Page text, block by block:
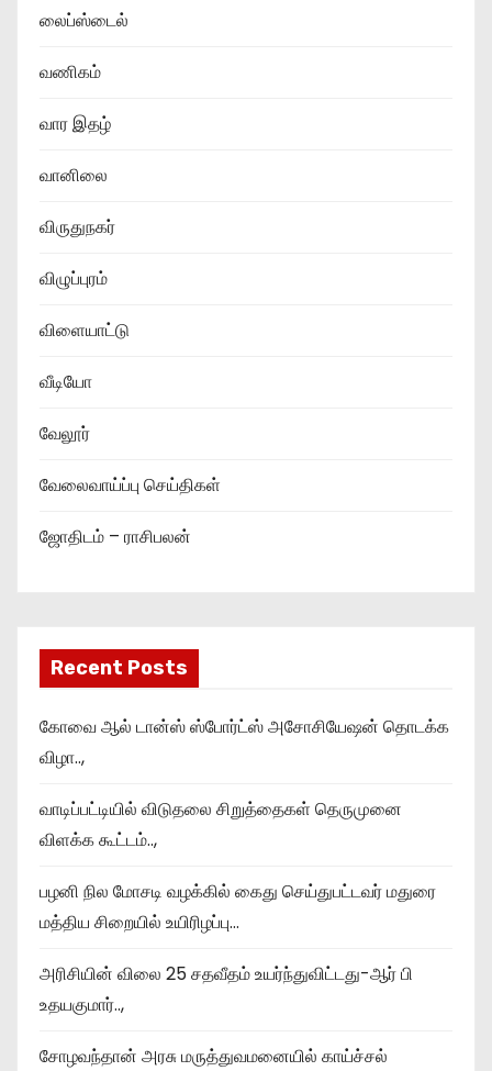
லைப்ஸ்டைல்
வணிகம்
வார இதழ்
வானிலை
விருதுநகர்
விழுப்புரம்
விளையாட்டு
வீடியோ
வேலூர்
வேலைவாய்ப்பு செய்திகள்
ஜோதிடம் – ராசிபலன்
Recent Posts
கோவை ஆல் டான்ஸ் ஸ்போர்ட்ஸ் அசோசியேஷன் தொடக்க
விழா..,
வாடிப்பட்டியில் விடுதலை சிறுத்தைகள் தெருமுனை
விளக்க கூட்டம்..,
பழனி நில மோசடி வழக்கில் கைது செய்துபட்டவர் மதுரை
மத்திய சிறையில் உயிரிழப்பு…
அரிசியின் விலை 25 சதவீதம் உயர்ந்துவிட்டது-ஆர் பி
உதயகுமார்..,
சோழவந்தான் அரசு மருத்துவமனையில் காய்ச்சல்